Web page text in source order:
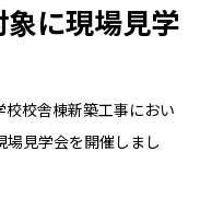
に現場見学
校舎棟新築工事におい
見学会を開催しまし